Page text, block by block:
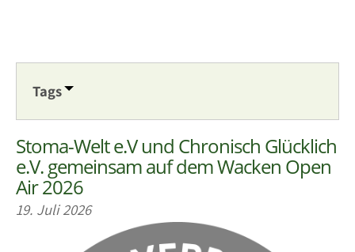
Tags
Stoma-Welt e.V und Chronisch Glücklich
e.V. gemeinsam auf dem Wacken Open
Air 2026
19. Juli 2026